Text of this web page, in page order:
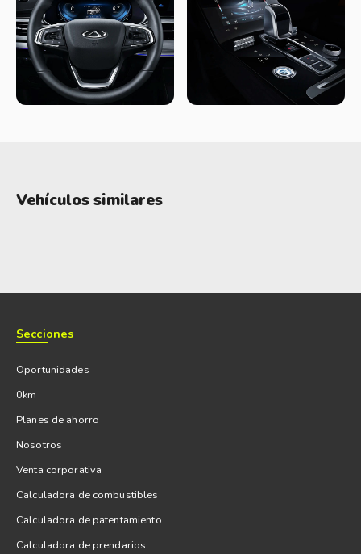
digitales de 24,6 pulgadas que combina el instrumental y la
central multimedia, compatible con Apple CarPlay y Android
Auto, creando una experiencia de conducción completamente
conectada.
cámaras de visión 360° en alta definición, sensores de
Vehículos similares
Secciones
Oportunidades
0km
Planes de ahorro
Nosotros
Venta corporativa
Calculadora de combustibles
Calculadora de patentamiento
Calculadora de prendarios